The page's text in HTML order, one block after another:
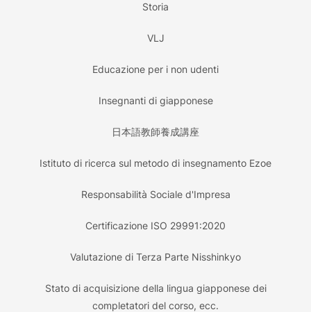
Storia
VLJ
Educazione per i non udenti
Insegnanti di giapponese
日本語教師養成講座
Istituto di ricerca sul metodo di insegnamento Ezoe
Responsabilità Sociale d'Impresa
Certificazione ISO 29991:2020
Valutazione di Terza Parte Nisshinkyo
Stato di acquisizione della lingua giapponese dei
completatori del corso, ecc.